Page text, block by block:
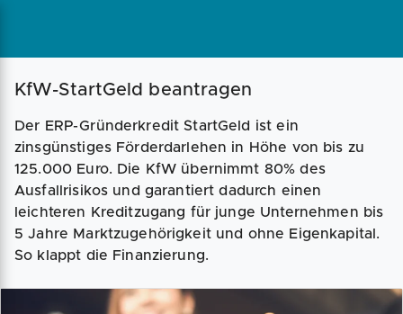
Magazin Businessplan Fördermittel
KfW-StartGeld beantragen
Der ERP-Gründerkredit StartGeld ist ein
zinsgünstiges Förderdarlehen in Höhe von bis zu
125.000 Euro. Die KfW übernimmt 80% des
Ausfallrisikos und garantiert dadurch einen
leichteren Kreditzugang für junge Unternehmen bis
5 Jahre Marktzugehörigkeit und ohne Eigenkapital.
So klappt die Finanzierung.